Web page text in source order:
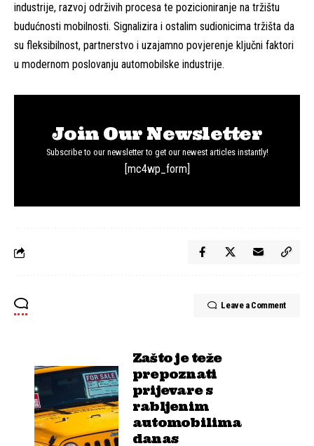
industrije, razvoj održivih procesa te pozicioniranje na tržištu
budućnosti mobilnosti. Signalizira i ostalim sudionicima tržišta da
su fleksibilnost, partnerstvo i uzajamno povjerenje ključni faktori
u modernom poslovanju automobilske industrije.
Join Our Newsletter
Subscribe to our newsletter to get our newest articles instantly!
[mc4wp_form]
Leave a Comment
Zašto je teže
prepoznati
prijevare s
rabljenim
automobilima
danas